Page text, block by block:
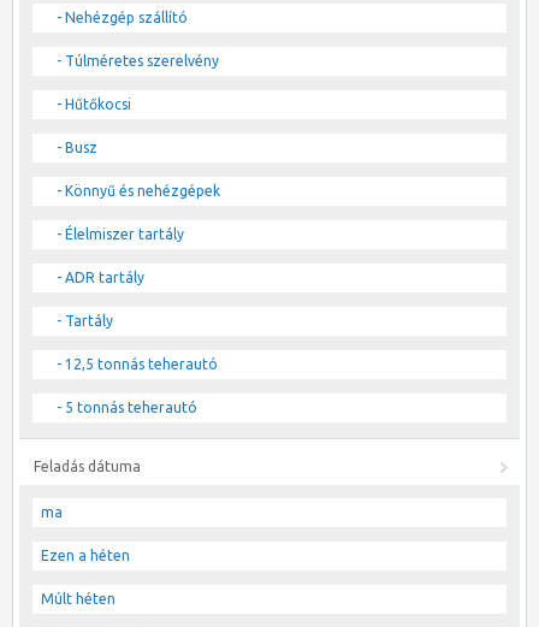
- Nehézgép szállító
- Túlméretes szerelvény
- Hűtőkocsi
- Busz
- Könnyű és nehézgépek
- Élelmiszer tartály
- ADR tartály
- Tartály
- 12,5 tonnás teherautó
- 5 tonnás teherautó
Feladás dátuma
ma
Ezen a héten
Múlt héten